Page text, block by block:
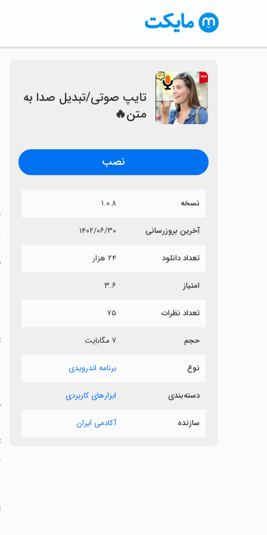
تایپ صوتی/تبدیل صدا به
متن🔥
نصب
نسخه ۱.۰.۸
آخرین بروزرسانی ۱۴۰۲/۰۶/۳۰
تعداد دانلود ۲۴ هزار
امتیاز ۳.۶
تعداد نظرات ۷۵
حجم ۷ مگابایت
نوع برنامه اندرویدی
دسته‌بندی ابزارهای کاربردی
سازنده آکادمی ایران